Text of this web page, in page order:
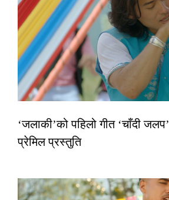
‘जलाकी’को पहिलो गीत ‘चाँदी
प्रेमिल प्रस्तुति